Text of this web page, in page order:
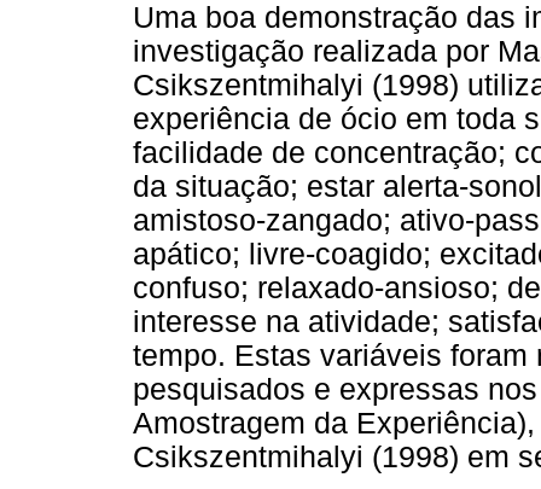
Uma boa demonstração das
investigação realizada por
Csikszentmihalyi (1998)
experiência de ócio em toda
facilidade de concentração;
da situação; estar alerta-
amistoso-zangado; ativo-
apático; livre-coagido;
confuso; relaxado-ansioso;
interesse na atividade;
tempo. Estas variáveis
pesquisados e expressas
Amostragem da
Csikszentmihalyi (1998) em